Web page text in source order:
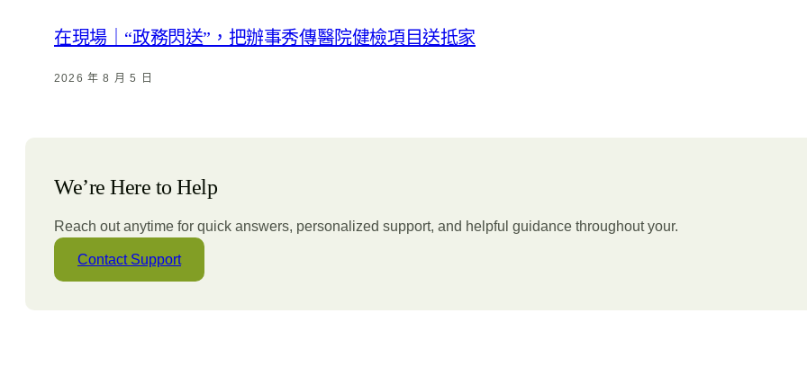
在現場｜“政務閃送”，把辦事秀傳醫院健檢項目送抵家
2026 年 8 月 5 日
We’re Here to Help
Reach out anytime for quick answers, personalized support, and helpful guidance throughout your.
Contact Support